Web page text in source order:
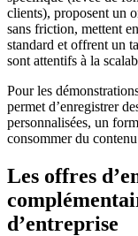
clients), proposent un
sans friction, mettent
standard et offrent un
sont attentifs à la
Pour les
permet d’enregistrer
personnalisées, un
consommer du
Les offres
d’entreprise